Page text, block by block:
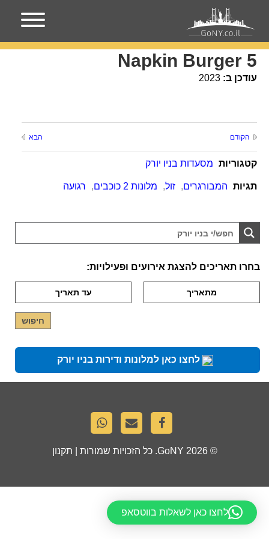
עמוד הבית מקומות בניו-יורק
5 Napkin Burger
עודכן ב: 2023
הקודם הבא
קטגוריות מסעדות בניו יורק
תגיות המבורגרים, זול, מלונות 2 כוכבים , רגועה
בחרו תאריכים להצגת אירועים ופעילויות:
לחצו כאן למלונות ודירות בניו יורק
© 2026
GoNY. כל הזכויות שמורות | תקנון
לחצו כאן לשאלות בווטסאפ